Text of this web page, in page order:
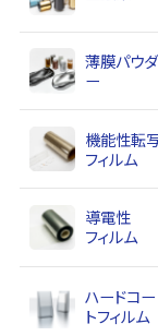
薄膜パウダ
ー
機能性転
フィルム
導電性
フィルム
ハードコー
トフィルム